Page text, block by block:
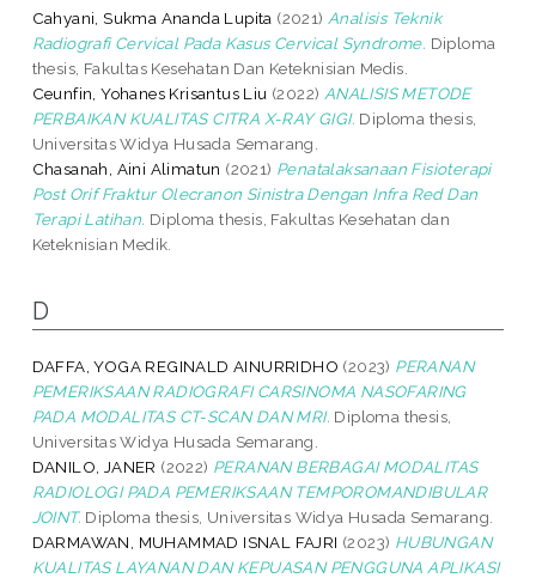
Cahyani, Sukma Ananda Lupita (2021) Analisis Teknik
Radiografi Cervical Pada Kasus Cervical Syndrome. Diploma
thesis, Fakultas Kesehatan Dan Keteknisian Medis.
Ceunfin, Yohanes Krisantus Liu (2022) ANALISIS METODE
PERBAIKAN KUALITAS CITRA X-RAY GIGI. Diploma thesis,
Universitas Widya Husada Semarang.
Chasanah, Aini Alimatun (2021) Penatalaksanaan Fisioterapi
Post Orif Fraktur Olecranon Sinistra Dengan Infra Red Dan
Terapi Latihan. Diploma thesis, Fakultas Kesehatan dan
Keteknisian Medik.
D
DAFFA, YOGA REGINALD AINURRIDHO (2023) PERANAN
PEMERIKSAAN RADIOGRAFI CARSINOMA NASOFARING
PADA MODALITAS CT-SCAN DAN MRI. Diploma thesis,
Universitas Widya Husada Semarang.
DANILO, JANER (2022) PERANAN BERBAGAI MODALITAS
RADIOLOGI PADA PEMERIKSAAN TEMPOROMANDIBULAR
JOINT. Diploma thesis, Universitas Widya Husada Semarang.
DARMAWAN, MUHAMMAD ISNAL FAJRI (2023) HUBUNGAN
KUALITAS LAYANAN DAN KEPUASAN PENGGUNA APLIKASI